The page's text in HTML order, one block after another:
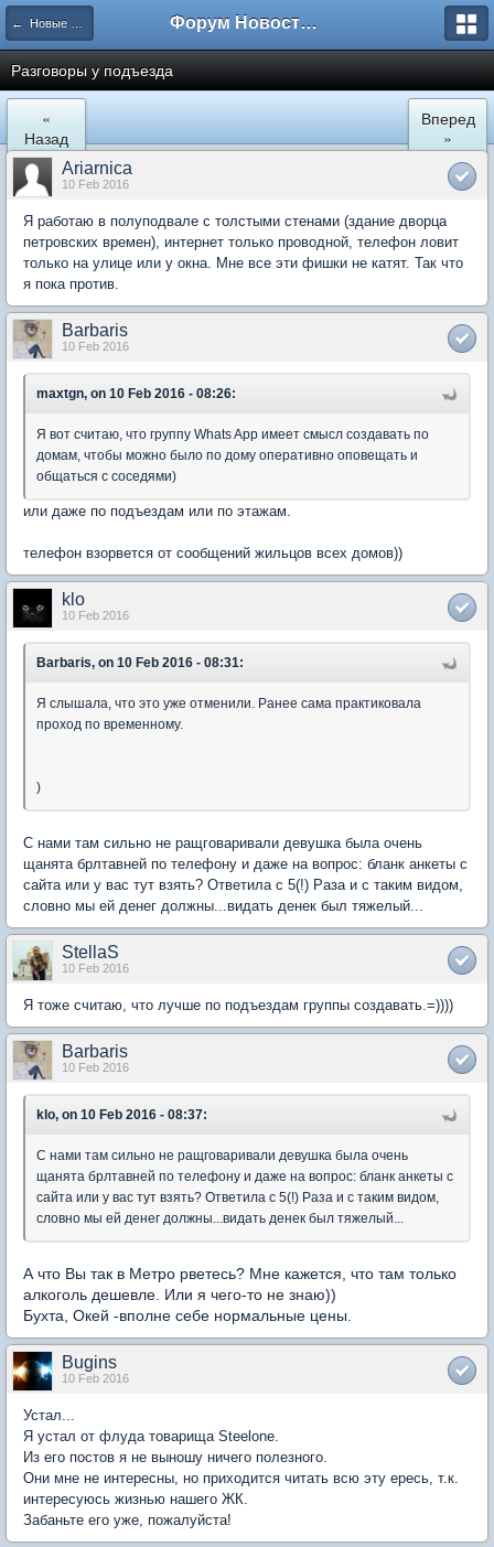
← Новые Водники Форум Новостройки
Разговоры у подъезда
«
Назад
Вперед
»
Ariarnica
10 Feb 2016
Я работаю в полуподвале с толстыми стенами (здание дворца
петровских времен), интернет только проводной, телефон ловит
только на улице или у окна. Мне все эти фишки не катят. Так что
я пока против.
Barbaris
10 Feb 2016
maxtgn, on 10 Feb 2016 - 08:26:
Я вот считаю, что группу Whats App имеет смысл создавать по
домам, чтобы можно было по дому оперативно оповещать и
общаться с соседями)
или даже по подъездам или по этажам.
телефон взорвется от сообщений жильцов всех домов))
klo
10 Feb 2016
Barbaris, on 10 Feb 2016 - 08:31:
Я слышала, что это уже отменили. Ранее сама практиковала
проход по временному.
)
С нами там сильно не ращговаривали девушка была очень
щанята брлтавней по телефону и даже на вопрос: бланк анкеты с
сайта или у вас тут взять? Ответила с 5(!) Раза и с таким видом,
словно мы ей денег должны...видать денек был тяжелый...
StellaS
10 Feb 2016
Я тоже считаю, что лучше по подъездам группы создавать.=))))
Barbaris
10 Feb 2016
klo, on 10 Feb 2016 - 08:37:
С нами там сильно не ращговаривали девушка была очень
щанята брлтавней по телефону и даже на вопрос: бланк анкеты с
сайта или у вас тут взять? Ответила с 5(!) Раза и с таким видом,
словно мы ей денег должны...видать денек был тяжелый...
А что Вы так в Метро рветесь? Мне кажется, что там только
алкоголь дешевле. Или я чего-то не знаю))
Бухта, Окей -вполне себе нормальные цены.
Bugins
10 Feb 2016
Устал...
Я устал от флуда товарища Steelone.
Из его постов я не выношу ничего полезного.
Они мне не интересны, но приходится читать всю эту ересь, т.к.
интересуюсь жизнью нашего ЖК.
Забаньте его уже, пожалуйста!